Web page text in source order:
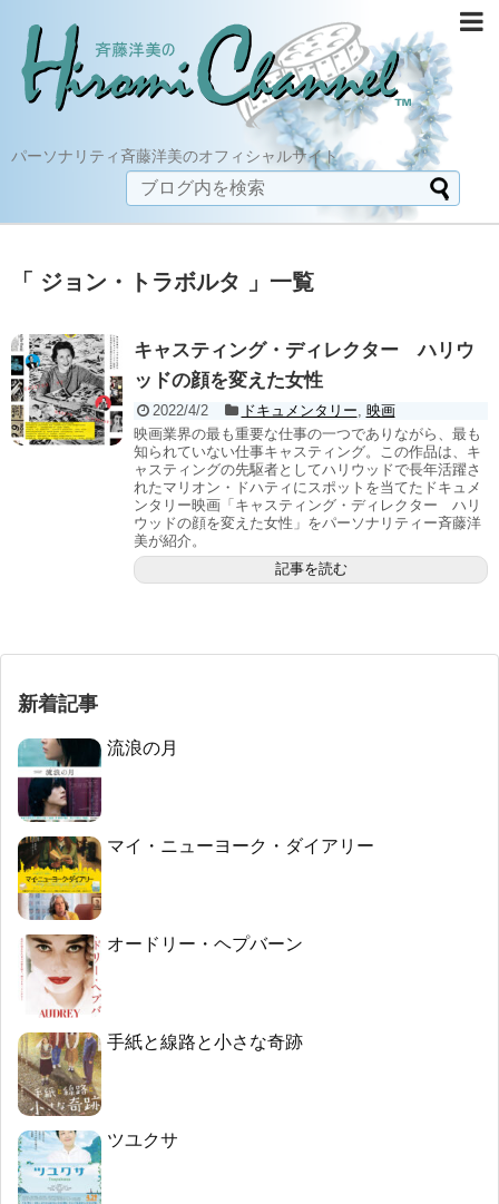
パーソナリティ斉藤洋美のオフィシャルサイト
「 ジョン・トラボルタ 」一覧
キャスティング・ディレクター ハリウ
ッドの顔を変えた女性
2022/4/2 ドキュメンタリー 映画
映画業界の最も重要な仕事の一つでありながら、最も
知られていない仕事キャスティング。この作品は、キ
ャスティングの先駆者としてハリウッドで長年活躍さ
れたマリオン・ドハティにスポットを当てたドキュメ
ンタリー映画「キャスティング・ディレクター ハリ
ウッドの顔を変えた女性」をパーソナリティー斉藤洋
美が紹介。
記事を読む
新着記事
流浪の月
マイ・ニューヨーク・ダイアリー
オードリー・ヘプバーン
手紙と線路と小さな奇跡
ツユクサ